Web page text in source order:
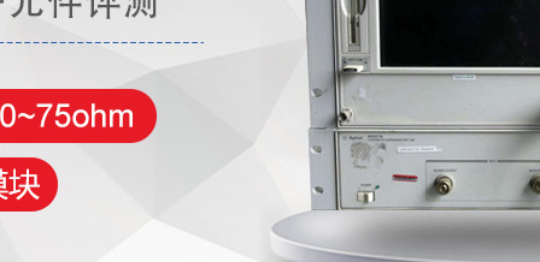
蓝牙测试仪 网络分析仪
过程校验仪 电桥测试仪
泰克示波器 电池测试仪
函数信号发生器